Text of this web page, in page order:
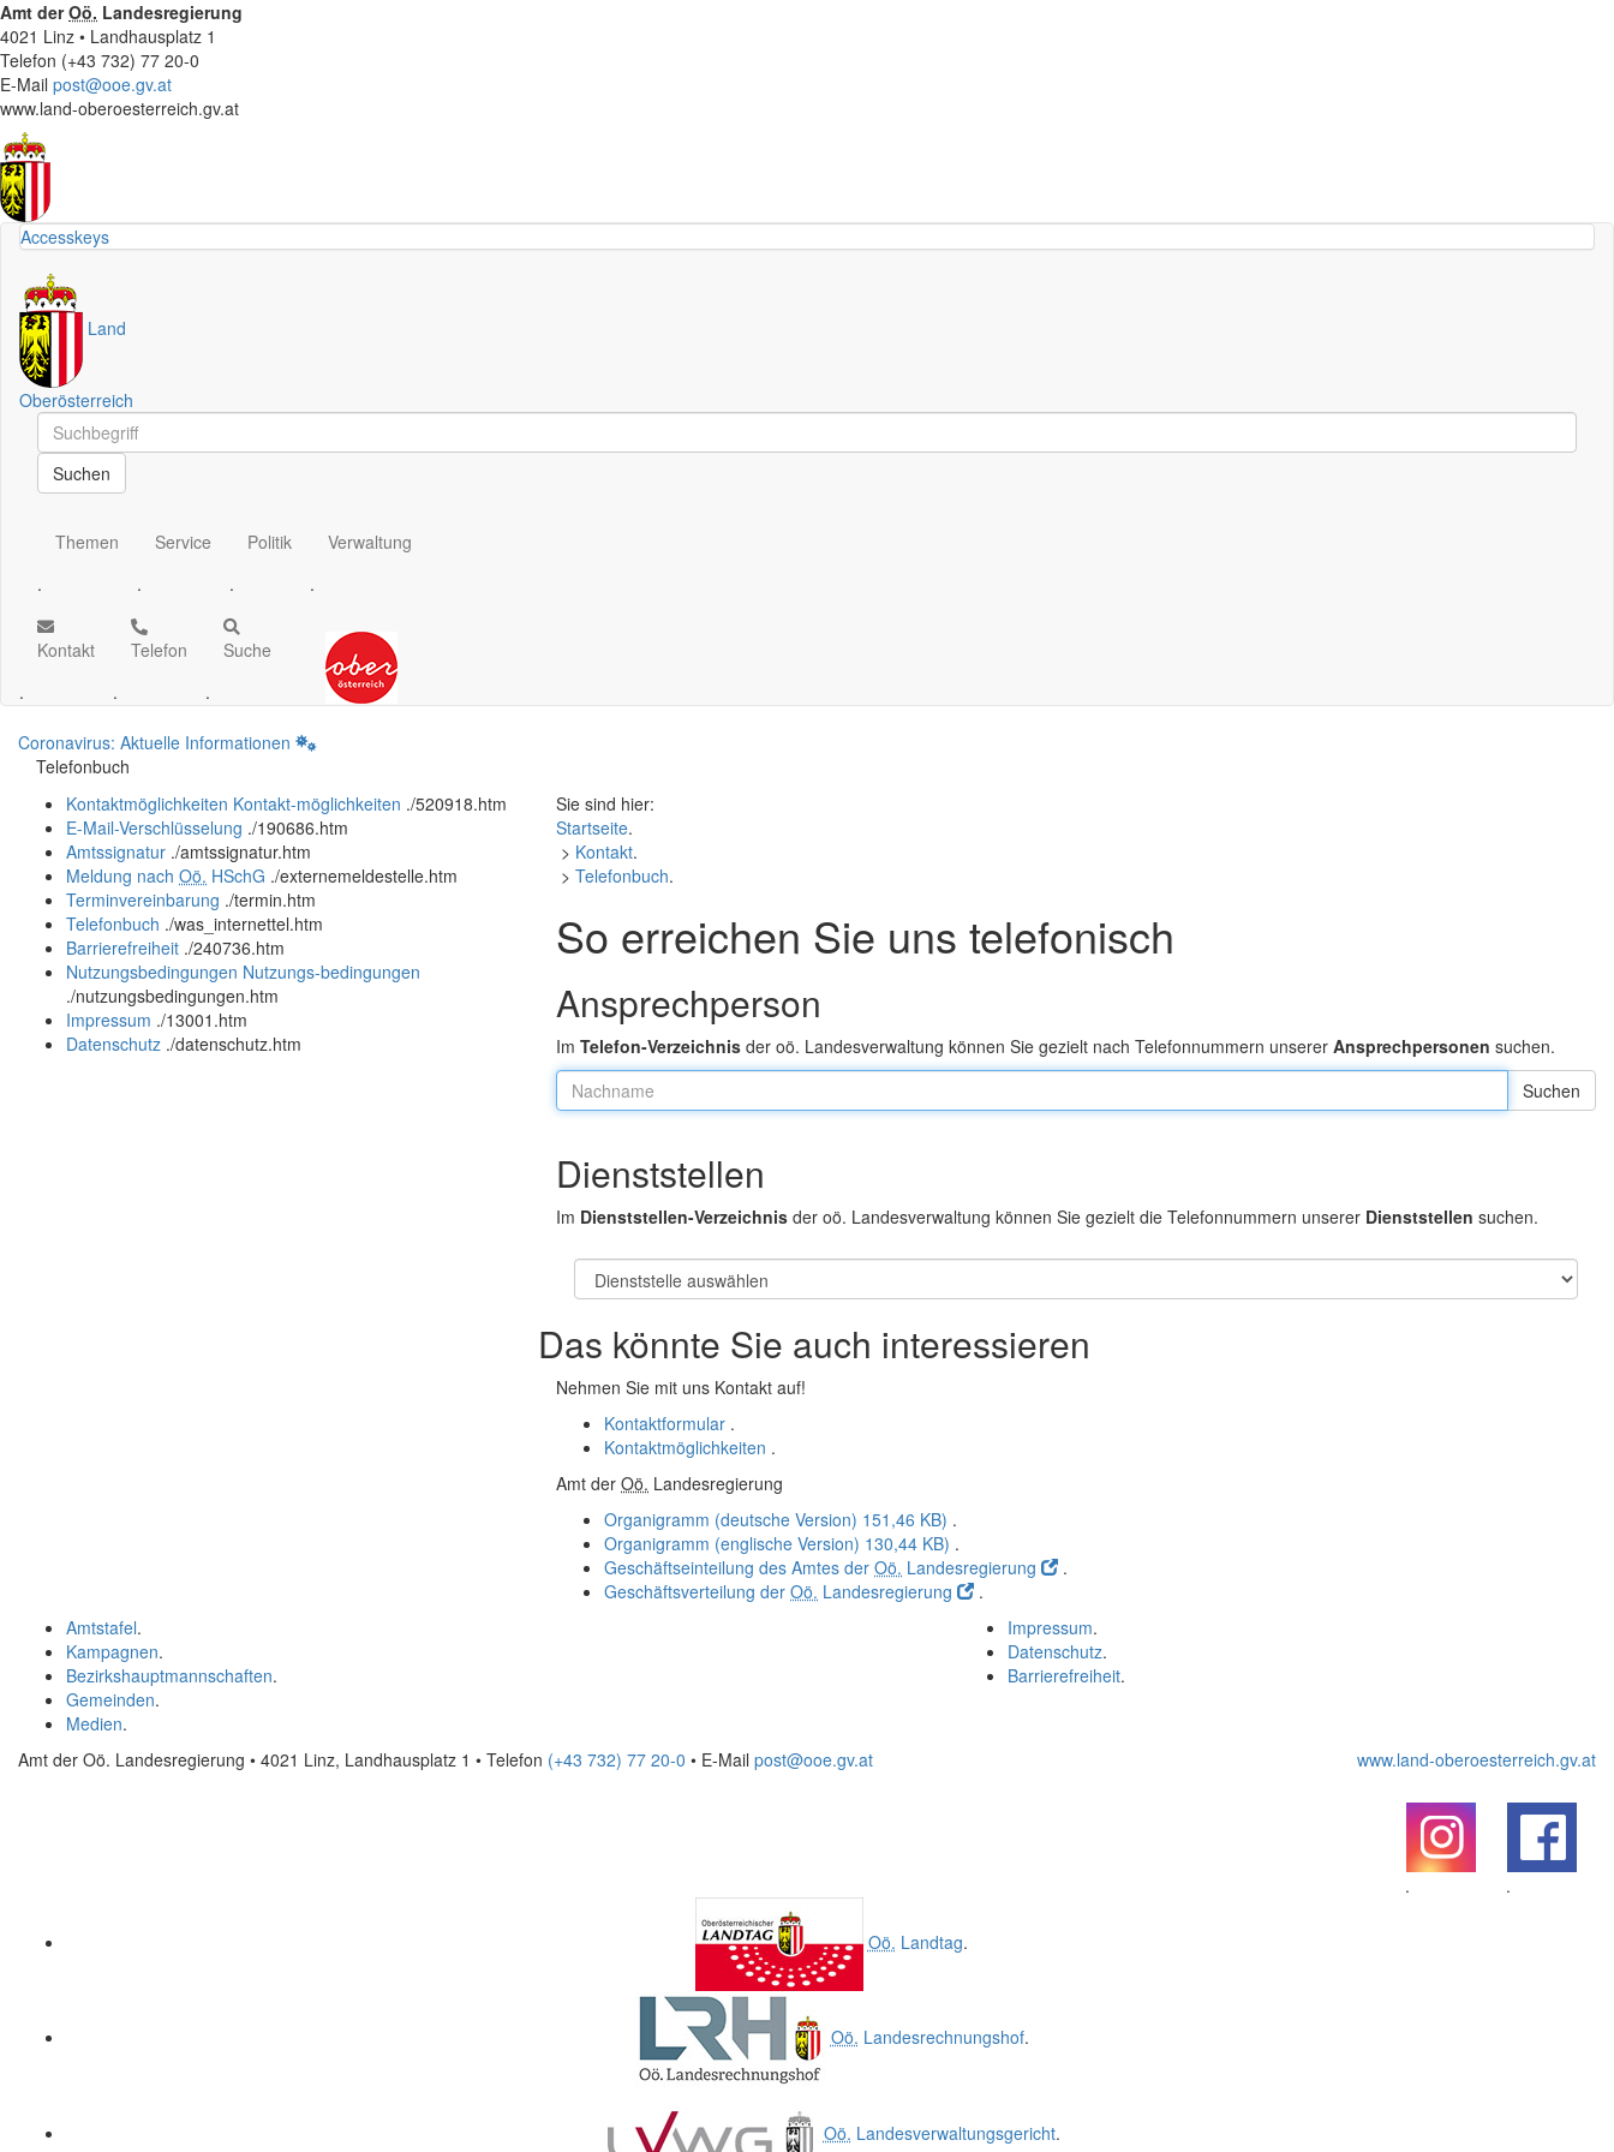
Amt derOö. Landesregierung
4021 Linz • Landhausplatz 1
Telefon (+43 732) 77 20-0
E-Mail post@ooe.gv.at
www.land-oberoesterreich.gv.at
Accesskeys
Land
Oberösterreich
Schnellsuche
Schnellsuche
Suchen
Themen
.
Service
.
Politik
.
Verwaltung
.
Kontakt
.
Telefon
.
Suche
.
Coronavirus: Aktuelle Informationen
Telefonbuch
Kontaktmöglichkeiten Kontakt-möglichkeiten ./520918.htm
E-Mail-Verschlüsselung ./190686.htm
Amtssignatur ./amtssignatur.htm
Meldung nach Oö. HSchG ./externemeldestelle.htm
Terminvereinbarung ./termin.htm
Telefonbuch ./was_internettel.htm
Barrierefreiheit ./240736.htm
Nutzungsbedingungen Nutzungs-bedingungen
./nutzungsbedingungen.htm
Impressum ./13001.htm
Datenschutz ./datenschutz.htm
Sie sind hier:
Startseite.
> Kontakt.
> Telefonbuch.
So erreichen Sie uns telefonisch
Ansprechperson
Im Telefon-Verzeichnis der oö. Landesverwaltung können Sie gezielt nach Telefonnummern unserer Ansprechpersonen suchen.
Nachname:
Dienststellen
Im Dienststellen-Verzeichnis der oö. Landesverwaltung können Sie gezielt die Telefonnummern unserer Dienststellen suchen.
Das könnte Sie auch interessieren
Nehmen Sie mit uns Kontakt auf!
Kontaktformular .
Kontaktmöglichkeiten .
Amt der Oö. Landesregierung
Organigramm (deutsche Version) 151,46 KB) .
Organigramm (englische Version) 130,44 KB) .
Geschäftseinteilung des Amtes der Oö. Landesregierung
.
Geschäftsverteilung der Oö. Landesregierung
.
Impressum.
Datenschutz.
Barrierefreiheit.
Amtstafel.
Kampagnen.
Bezirkshauptmannschaften.
Gemeinden.
Medien.
Amt der Oö. Landesregierung • 4021 Linz, Landhausplatz 1 • Telefon (+43 732) 77 20-0 • E-Mail post@ooe.gv.at www.land-oberoesterreich.gv.at
.
.
Oö. Landtag.
Oö. Landesrechnungshof.
Oö. Landesverwaltungsgericht.